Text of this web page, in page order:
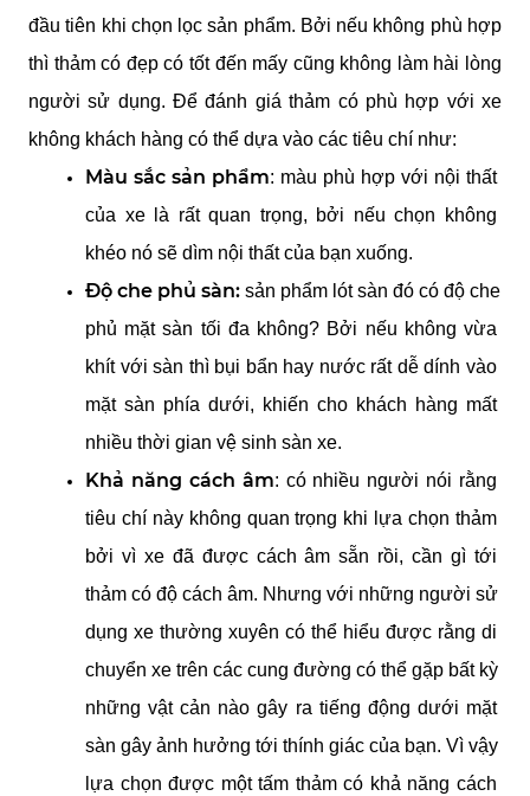
đầu tiên khi chọn lọc sản phẩm. Bởi nếu không phù hợp
thì thảm có đẹp có tốt đến mấy cũng không làm hài lòng
người sử dụng. Để đánh giá thảm có phù hợp với xe
không khách hàng có thể dựa vào các tiêu chí như:
Màu sắc sản phẩm: màu phù hợp với nội thất
của xe là rất quan trọng, bởi nếu chọn không
khéo nó sẽ dìm nội thất của bạn xuống.
Độ che phủ sàn: sản phẩm lót sàn đó có độ che
phủ mặt sàn tối đa không? Bởi nếu không vừa
khít với sàn thì bụi bẩn hay nước rất dễ dính vào
mặt sàn phía dưới, khiến cho khách hàng mất
nhiều thời gian vệ sinh sàn xe.
Khả năng cách âm: có nhiều người nói rằng
tiêu chí này không quan trọng khi lựa chọn thảm
bởi vì xe đã được cách âm sẵn rồi, cần gì tới
thảm có độ cách âm. Nhưng với những người sử
dụng xe thường xuyên có thể hiểu được rằng di
chuyển xe trên các cung đường có thể gặp bất kỳ
những vật cản nào gây ra tiếng động dưới mặt
sàn gây ảnh hưởng tới thính giác của bạn. Vì vậy
lựa chọn được một tấm thảm có khả năng cách